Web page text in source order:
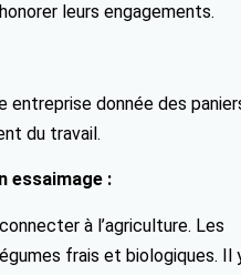
leurs engagements.
entreprise donnée des
du travail.
essaimage :
à l’agriculture. Les
frais et biologiques. Il